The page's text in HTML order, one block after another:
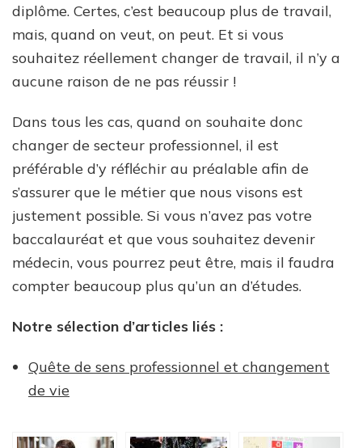
diplôme. Certes, c’est beaucoup plus de travail,
mais, quand on veut, on peut. Et si vous
souhaitez réellement changer de travail, il n’y a
aucune raison de ne pas réussir !
Dans tous les cas, quand on souhaite donc
changer de secteur professionnel, il est
préférable d’y réfléchir au préalable afin de
s’assurer que le métier que nous visons est
justement possible. Si vous n’avez pas votre
baccalauréat et que vous souhaitez devenir
médecin, vous pourrez peut être, mais il faudra
compter beaucoup plus qu’un an d’études.
Notre sélection d’articles liés :
Quête de sens professionnel et changement
de vie